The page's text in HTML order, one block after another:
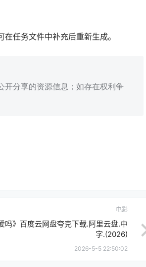
任务文件中补充后重新生成。
开分享的资源信息；如存在权利争
电影
吗》百度云网盘夸克下载.阿里云盘.中
字.(2026)
2026-5-5 22:50:02